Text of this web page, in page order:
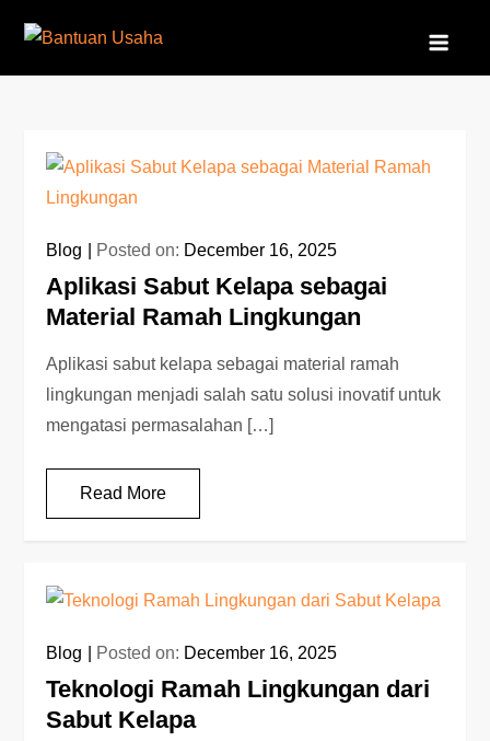
content
Blog Posted on: December 16, 2025
Aplikasi Sabut Kelapa sebagai
Material Ramah Lingkungan
Aplikasi sabut kelapa sebagai material ramah
lingkungan menjadi salah satu solusi inovatif untuk
mengatasi permasalahan […]
Read More
Blog Posted on: December 16, 2025
Teknologi Ramah Lingkungan dari
Sabut Kelapa